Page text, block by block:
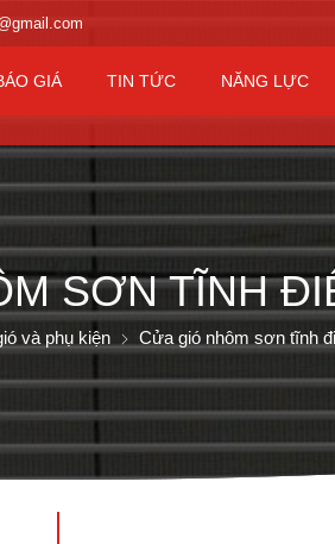
GIÁ TIN TỨC NĂNG LỰC
SƠN TĨNH
và phụ kiện Cửa gió nhôm sơn tĩnh